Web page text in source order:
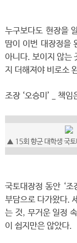
누구보다도 현장을
땀이 이번 대장정을
아니다. 보이지 않는
지 더해져야 비로소
조장 ‘오승미’ _ 책
▲ 15회 향군 대학생 국
국토대장정 동안 ‘
부담으로 다가왔다.
는 것, 무거운 일정
이 쉽지만은 않았다.